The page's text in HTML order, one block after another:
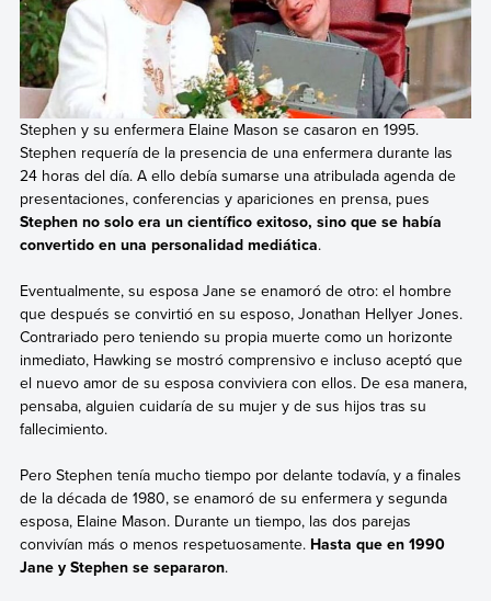
Stephen y su enfermera Elaine Mason se casaron en 1995.
Stephen requería de la presencia de una enfermera durante las
24 horas del día. A ello debía sumarse una atribulada agenda de
presentaciones, conferencias y apariciones en prensa, pues
Stephen no solo era un científico exitoso, sino que se había
convertido en una personalidad mediática.
Eventualmente, su esposa Jane se enamoró de otro: el hombre
que después se convirtió en su esposo, Jonathan Hellyer Jones.
Contrariado pero teniendo su propia muerte como un horizonte
inmediato, Hawking se mostró comprensivo e incluso aceptó que
el nuevo amor de su esposa conviviera con ellos. De esa manera,
pensaba, alguien cuidaría de su mujer y de sus hijos tras su
fallecimiento.
Pero Stephen tenía mucho tiempo por delante todavía, y a finales
de la década de 1980, se enamoró de su enfermera y segunda
esposa, Elaine Mason. Durante un tiempo, las dos parejas
convivían más o menos respetuosamente. Hasta que en 1990
Jane y Stephen se separaron.